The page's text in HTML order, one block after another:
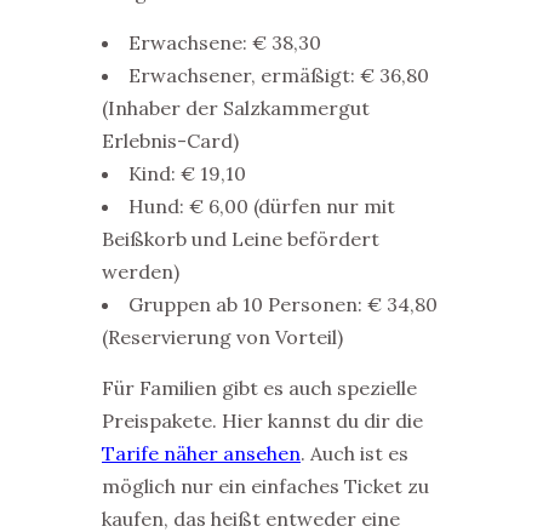
Erwachsene: € 38,30
Erwachsener, ermäßigt: € 36,80
(Inhaber der Salzkammergut
Erlebnis-Card)
Kind: € 19,10
Hund: € 6,00 (dürfen nur mit
Beißkorb und Leine befördert
werden)
Gruppen ab 10 Personen: € 34,80
(Reservierung von Vorteil)
Für Familien gibt es auch spezielle
Preispakete. Hier kannst du dir die
Tarife näher ansehen. Auch ist es
möglich nur ein einfaches Ticket zu
kaufen, das heißt entweder eine